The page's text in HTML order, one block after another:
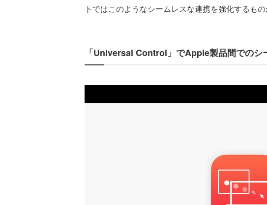
トではこのようなシームレスな連携を強化するもの
「Universal Control」でApple製品間でのシ